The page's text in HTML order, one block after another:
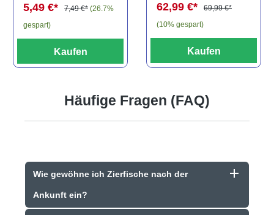
5,49 €* 7,49 €* (26.7%
gespart)
Kaufen
62,99 €*
69,99 €*
(10% gespart)
Kaufen
Häufige Fragen (FAQ)
Wie gewöhne ich Zierfische nach der
Ankunft ein?